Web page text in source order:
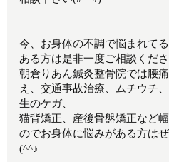
今、お身体の不調で悩まれて
ある方は是非一度ご相談くださ
朝倉りあん鍼灸整骨院では腰
え、交通事故治療、ムチウチ
生のケガ、
猫背矯正、産後骨盤矯正など
のでお身体に悩みがある方は
(^^♪